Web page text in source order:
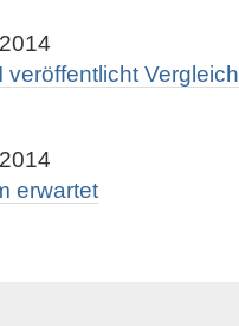
erwartet